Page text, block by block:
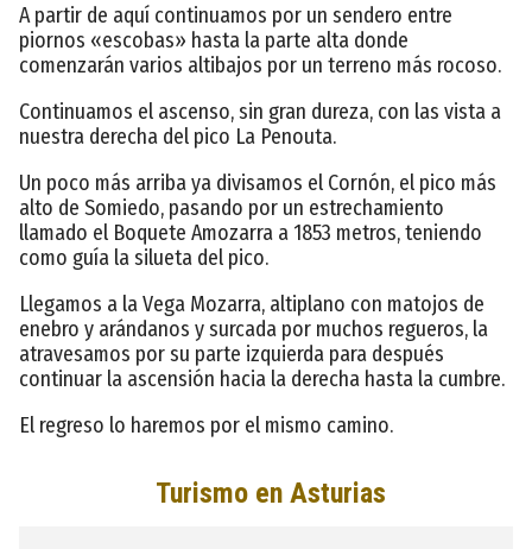
A partir de aquí continuamos por un sendero entre
piornos «escobas» hasta la parte alta donde
comenzarán varios altibajos por un terreno más rocoso.
Continuamos el ascenso, sin gran dureza, con las vista a
nuestra derecha del pico La Penouta.
Un poco más arriba ya divisamos el Cornón, el pico más
alto de Somiedo, pasando por un estrechamiento
llamado el Boquete Amozarra a 1853 metros, teniendo
como guía la silueta del pico.
Llegamos a la Vega Mozarra, altiplano con matojos de
enebro y arándanos y surcada por muchos regueros, la
atravesamos por su parte izquierda para después
continuar la ascensión hacia la derecha hasta la cumbre.
El regreso lo haremos por el mismo camino.